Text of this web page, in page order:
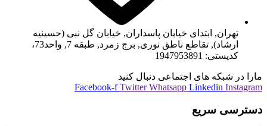
تهران, ابتدای خیابان پاسداران, خیابان گل نبی (حسینیه
ارشاد), تقاطع ناطق نوری, برج زمرد, طبقه 7, واحد73،
کدپستی: 1947953891
مارا در شبکه های اجتماعی دنبال کنید
Facebook-f Twitter Whatsapp Linkedin Instagram
دسترسی سریع